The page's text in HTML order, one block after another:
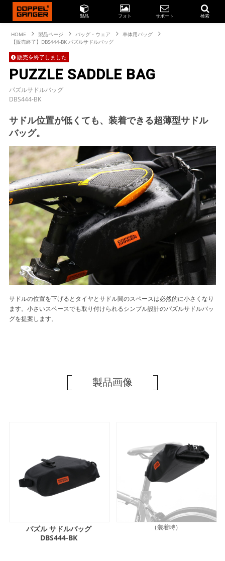
製品 フォト サポート 検索
HOME 製品ページ バッグ・ウェア
車体用バッグ
【販売終了】DBS444-BK パズルサドルバッグ
販売を終了しました
PUZZLE SADDLE BAG
パズルサドルバッグ
DBS444-BK
サドル位置が低くても、装着できる超薄型サドル
バッグ。
サドルの位置を下げるとタイヤとサドル間のスペースは必然的に小さくなり
ます。小さいスペースでも取り付けられるシンプル設計のパズルサドルバッ
グを提案します。
製品画像
パズル サドルバッグ
DBS444-BK
（装着時）